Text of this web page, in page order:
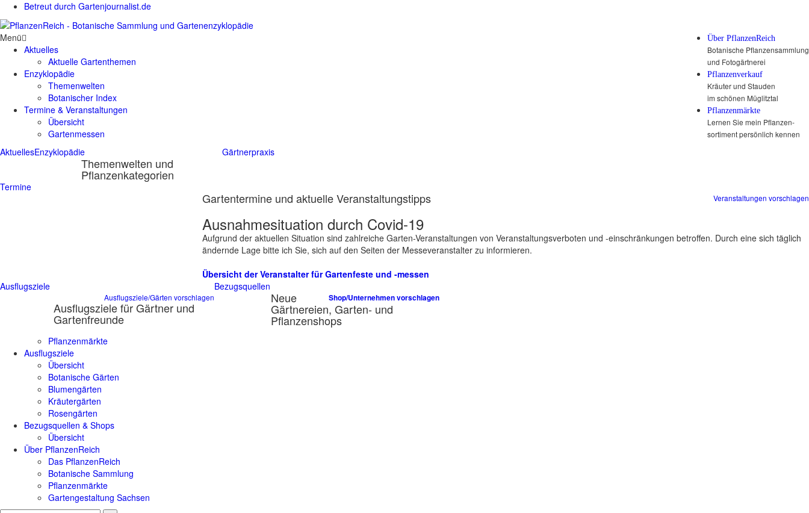
Betreut durch Gartenjournalist.de
Über PflanzenReich
Botanische Pflanzensammlung
und Fotogärtnerei
Pflanzenverkauf
Kräuter und Stauden
im schönen Müglitztal
Pflanzenmärkte
Lernen Sie mein Pflanzen-
sortiment persönlich kennen
AktuellesEnzyklopädie
Themenwelten und
Pflanzenkategorien
Gärtnerpraxis
Termine
Veranstaltungen vorschlagen
Gartentermine und aktuelle Veranstaltungstipps
Ausnahmesituation durch Covid-19
Aufgrund der aktuellen Situation sind zahlreiche Garten-Veranstaltungen von Veranstaltungsverboten und -einschränkungen betroffen. Durch eine sich täglich
ändernde Lage bitte ich Sie, sich auf den Seiten der Messeveranstalter zu informieren.
Übersicht der Veranstalter für Gartenfeste und -messen
Ausflugsziele
Ausflugsziele/Gärten vorschlagen
Ausflugsziele für Gärtner und
Gartenfreunde
Bezugsquellen
Shop/Unternehmen vorschlagen
Neue
Gärtnereien, Garten- und
Pflanzenshops
Menü
Aktuelles
Aktuelle Gartenthemen
Enzyklopädie
Themenwelten
Botanischer Index
Termine & Veranstaltungen
Übersicht
Gartenmessen
Pflanzenmärkte
Ausflugsziele
Übersicht
Botanische Gärten
Blumengärten
Kräutergärten
Rosengärten
Bezugsquellen & Shops
Übersicht
Über PflanzenReich
Das PflanzenReich
Botanische Sammlung
Pflanzenmärkte
Gartengestaltung Sachsen